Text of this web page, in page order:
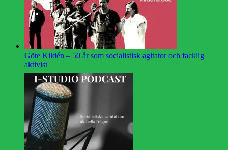
Göte Kildén – 50 år som socialistisk agitator och facklig
aktivist